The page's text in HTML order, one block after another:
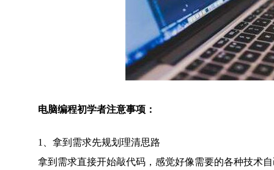
电脑编程初学者注意事项：
1、拿到需求先规划理清思路
拿到需求直接开始敲代码，感觉好像需要的各种技术自